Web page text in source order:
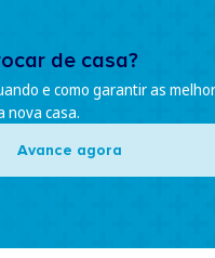
de casa?
e como garantir as
nova casa.
Avance agora